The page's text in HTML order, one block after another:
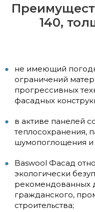
140,
не имеющий
ограничений
прогрессивных
фасадных
в активе панелей
теплосохранения,
шумопоглощения и
Baswool Фасад
экологически
рекомендованных
гражданского,
строительства;